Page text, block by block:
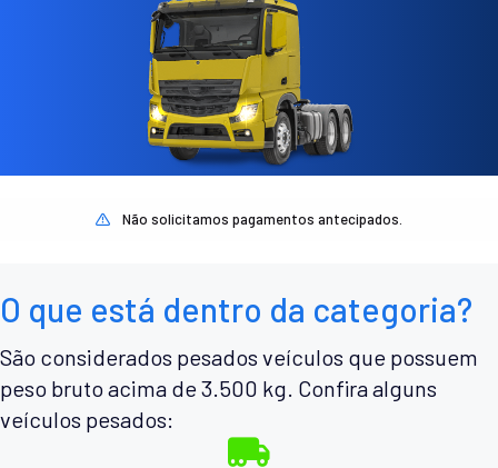
Não solicitamos pagamentos antecipados.
O que está dentro da categoria?
São considerados pesados veículos que possuem
peso bruto acima de 3.500 kg. Confira alguns
veículos pesados: